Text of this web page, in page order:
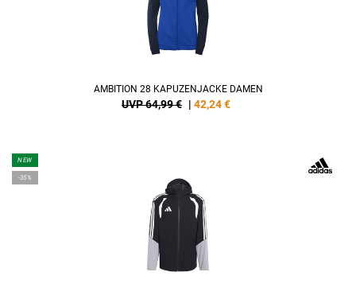
AMBITION 28 KAPUZENJACKE DAMEN
UVP 64,99 € | 42,24€
NEW
-35%